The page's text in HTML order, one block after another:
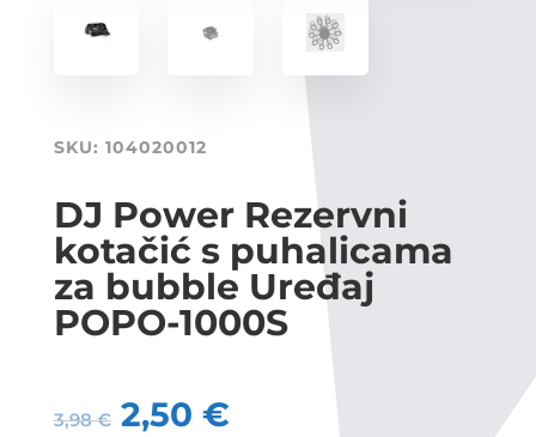
SKU: 104020012
DJ Power Rezervni
kotačić s puhalicama
za bubble Uređaj
POPO-1000S
3,98€ 2,50 €